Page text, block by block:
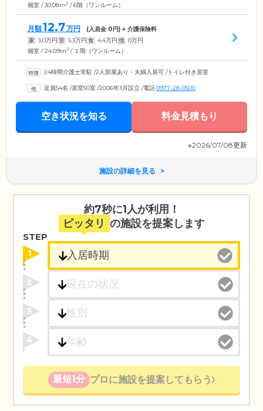
個室 / 30.08m2 / 6階（ワンルーム）
月額12.7万円 (入居金 0円) + 介護保険料
家 3.0万円 管 5.3万円 食 4.4万円 他 0万円
個室 / 24.09m2 / １階（ワンルーム）
24時間介護士常駐 /2人部屋あり・夫婦入居可 /トイレ付き居室
定員54名 /居室50室 /2006年3月設立 /電話0977-28-0500
空き状況を知る 料金見積もり
※2026/07/08更新
施設の詳細を見る
約7秒に1人が利用！
ピッタリ の施設を提案します
STEP
1
2
3
4
最短1分 プロに施設を提案してもらう